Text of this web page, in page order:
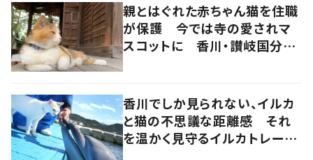
親とはぐれた赤ちゃん猫を住職
が保護 今では寺の愛されマ
スコットに 香川・讃岐国分寺
香川でしか見られない、イルカ
と猫の不思議な距離感 それ
を温かく見守るイルカトレーナ